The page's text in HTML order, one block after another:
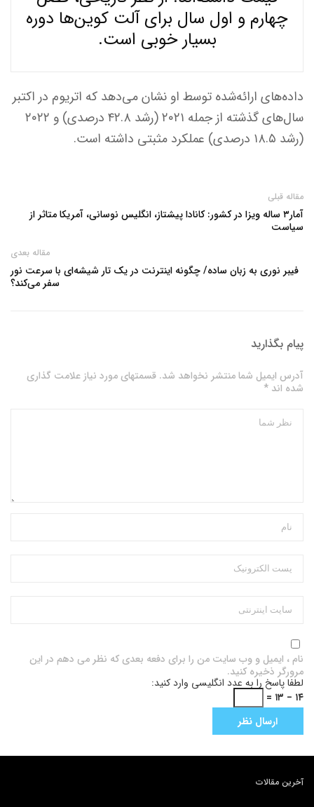
چهارم و اول سال برای آلت‌ کوین‌ها دوره
بسیار خوبی است.
داده‌های ارائه‌شده توسط او نشان می‌دهد که اتریوم در اکتبر
سال‌های گذشته از جمله ۲۰۲۱ (رشد ۴۲.۸ درصدی) و ۲۰۲۲
(رشد ۱۸.۵ درصدی) عملکرد مثبتی داشته است.
مقاله قبلی
آمار۳ ساله ویزا در کشور: کانادا پیشتاز، انگلیس نوسانی، آمریکا متاثر از
سیاست
مقاله بعدی
فیبر نوری به زبان ساده/ چگونه اینترنت در یک تار شیشه‌ای با سرعت نور
سفر می‌کند؟
پیام بگذارید
آدرس ایمیل شما منتشر نخواهد شد. قسمتهای مورد نیاز علامت گذاری
شده اند *
نام ، ایمیل و وب سایت من را برای دفعه بعدی که نظر می دهم در این
مرورگر ذخیره کنید.
لطفا پاسخ را به عدد انگلیسی وارد کنید:
۱۴ − ۱۳ =
آخرین مقالات